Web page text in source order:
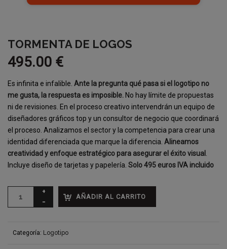
TORMENTA DE LOGOS
495.00 €
Es infinita e infalible. Ante la pregunta qué pasa si el logotipo no
me gusta, la respuesta es imposible. No hay límite de propuestas
ni de revisiones. En el proceso creativo intervendrán un equipo de
diseñadores gráficos top y un consultor de negocio que coordinará
el proceso. Analizamos el sector y la competencia para crear una
identidad diferenciada que marque la diferencia. Alineamos
creatividad y enfoque estratégico para asegurar el éxito visual
Incluye diseño de tarjetas y papelería. Solo 495 euros IVA incluido
AÑADIR AL CARRITO
Categoría: Logotipo